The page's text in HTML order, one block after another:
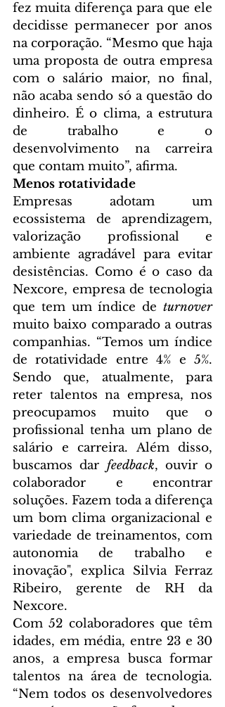
fez muita diferença para que ele
decidisse permanecer por anos
na corporação. “Mesmo que haja
uma proposta de outra empresa
com o salário maior, no final,
não acaba sendo só a questão do
dinheiro. É o clima, a estrutura
de trabalho e o
desenvolvimento na carreira
que contam muito”, afirma.
Menos rotatividade
Empresas adotam um
ecossistema de aprendizagem,
valorização profissional e
ambiente agradável para evitar
desistências. Como é o caso da
Nexcore, empresa de tecnologia
que tem um índice de turnover
muito baixo comparado a outras
companhias. “Temos um índice
de rotatividade entre 4% e 5%.
Sendo que, atualmente, para
reter talentos na empresa, nos
preocupamos muito que o
profissional tenha um plano de
salário e carreira. Além disso,
buscamos dar feedback, ouvir o
colaborador e encontrar
soluções. Fazem toda a diferença
um bom clima organizacional e
variedade de treinamentos, com
autonomia de trabalho e
inovação", explica Silvia Ferraz
Ribeiro, gerente de RH da
Nexcore.
Com 52 colaboradores que têm
idades, em média, entre 23 e 30
anos, a empresa busca formar
talentos na área de tecnologia.
“Nem todos os desenvolvedores